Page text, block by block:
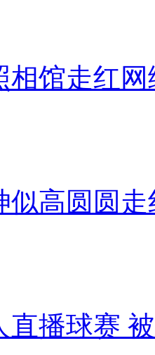
相馆走红网
似高圆圆走
直播球赛